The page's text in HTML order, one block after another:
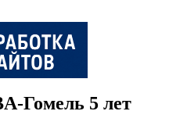
Гомель 5 лет